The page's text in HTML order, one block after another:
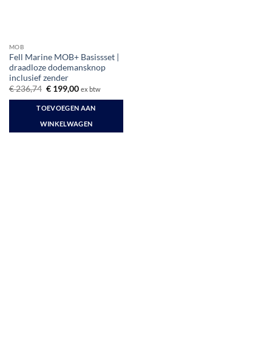
MOB
Fell Marine MOB+ Basissset |
draadloze dodemansknop
inclusief zender
€236,74 Oorspronkelijke
was:
€ 236,74.
€199,00Huidige
is:
€ 199,00.
ex btw
TOEVOEGEN AAN
WINKELWAGEN